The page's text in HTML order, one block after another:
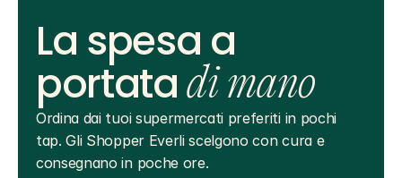
La spesa a
portatadi mano
Ordina dai tuoi supermercati preferiti in pochi
tap. Gli Shopper Everli scelgono con cura e
consegnano in poche ore.